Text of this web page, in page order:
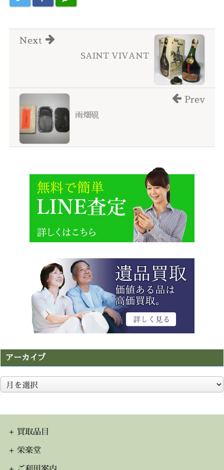
SAINT VIVANT
Next
雨畑硯
Prev
アーカイブ
ア
ー
イ
買取品目
栄楽堂